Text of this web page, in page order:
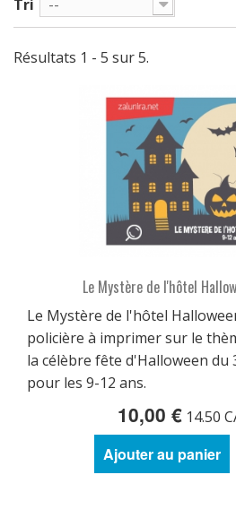
Tri
--
Résultats 1 - 5 sur 5.
Le Mystère de l'hôtel
Le Mystère de l'hôtel
policière à imprimer sur le
la célèbre fête d'Halloween du
pour les 9-12 ans.
10,00 € 14.50
Ajouter au panier